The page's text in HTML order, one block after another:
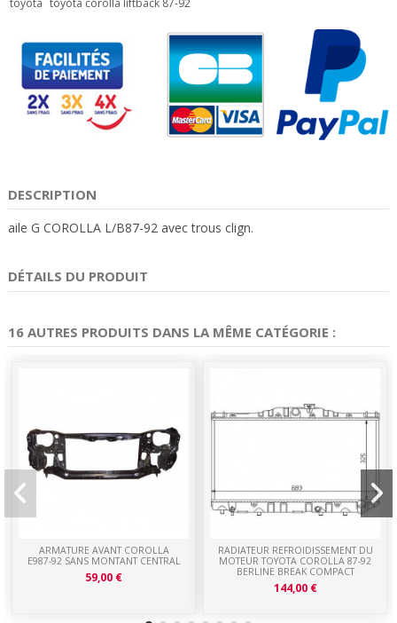
toyota toyota corolla liftback 87-92
DESCRIPTION
aile G COROLLA L/B87-92 avec trous clign.
DÉTAILS DU PRODUIT
16 AUTRES PRODUITS DANS LA MÊME CATÉGORIE :
ARMATURE AVANT COROLLA
E987-92 SANS MONTANT CENTRAL
59,00 €
RADIATEUR REFROIDISSEMENT DU
MOTEUR TOYOTA COROLLA 87-92
BERLINE BREAK COMPACT
144,00 €